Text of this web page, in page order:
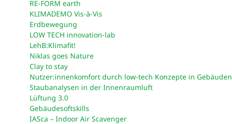
RE-FORM earth
KLIMADEMO Vis-à-Vis
Erdbewegung
LOW TECH innovation-lab
LehB:Klimafit!
Niklas goes Nature
Clay to stay
Nutzer:innenkomfort durch low-tech Konzepte in Gebäuden
Staubanalysen in der Innenraumluft
Lüftung 3.0
Gebäudesoftskills
IASca – Indoor Air Scavenger